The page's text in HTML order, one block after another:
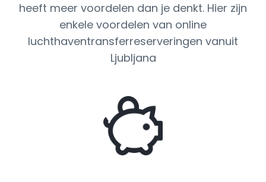
heeft meer voordelen dan je denkt. Hier zijn
enkele voordelen van online
luchthaventransferreserveringen vanuit
Ljubljana